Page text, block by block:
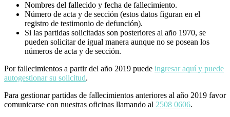
Nombres del fallecido y fecha de fallecimiento.
Número de acta y de sección (estos datos figuran en el
registro de testimonio de defunción).
Si las partidas solicitadas son posteriores al año 1970, se
pueden solicitar de igual manera aunque no se posean los
números de acta y de sección.
Por fallecimientos a partir del año 2019 puede ingresar aquí y puede
autogestionar su solicitud.
Para gestionar partidas de fallecimientos anteriores al año 2019 favor
comunicarse con nuestras oficinas llamando al 2508 0606.